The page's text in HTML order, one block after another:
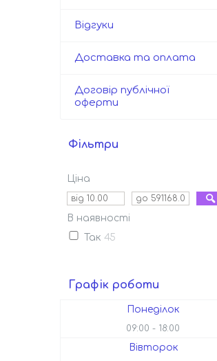
Відгуки
Доставка та оплата
Договір публічної
оферти
Фільтри
Ціна
В наявності
Так 45
Графік роботи
Понеділок
09:00 18:00
Вівторок